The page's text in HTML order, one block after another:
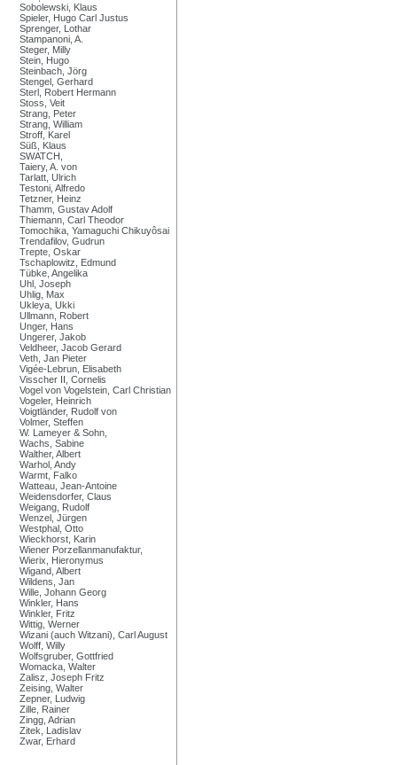
Sobolewski, Klaus
Spieler, Hugo Carl Justus
Sprenger, Lothar
Stampanoni, A.
Steger, Milly
Stein, Hugo
Steinbach, Jörg
Stengel, Gerhard
Sterl, Robert Hermann
Stoss, Veit
Strang, Peter
Strang, William
Stroff, Karel
Süß, Klaus
SWATCH,
Taiery, A. von
Tarlatt, Ulrich
Testoni, Alfredo
Tetzner, Heinz
Thamm, Gustav Adolf
Thiemann, Carl Theodor
Tomochika, Yamaguchi Chikuyôsai
Trendafilov, Gudrun
Trepte, Oskar
Tschaplowitz, Edmund
Tübke, Angelika
Uhl, Joseph
Uhlig, Max
Ukleya, Ukki
Ullmann, Robert
Unger, Hans
Ungerer, Jakob
Veldheer, Jacob Gerard
Veth, Jan Pieter
Vigée-Lebrun, Elisabeth
Visscher II, Cornelis
Vogel von Vogelstein, Carl Christian
Vogeler, Heinrich
Voigtländer, Rudolf von
Volmer, Steffen
W. Lameyer & Sohn,
Wachs, Sabine
Walther, Albert
Warhol, Andy
Warmt, Falko
Watteau, Jean-Antoine
Weidensdorfer, Claus
Weigang, Rudolf
Wenzel, Jürgen
Westphal, Otto
Wieckhorst, Karin
Wiener Porzellanmanufaktur,
Wierix, Hieronymus
Wigand, Albert
Wildens, Jan
Wille, Johann Georg
Winkler, Hans
Winkler, Fritz
Wittig, Werner
Wizani (auch Witzani), Carl August
Wolff, Willy
Wolfsgruber, Gottfried
Womacka, Walter
Zalisz, Joseph Fritz
Zeising, Walter
Zepner, Ludwig
Zille, Rainer
Zingg, Adrian
Zitek, Ladislav
Zwar, Erhard